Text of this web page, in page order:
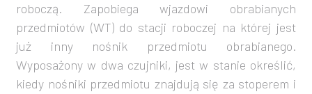
roboczą. Zapobiega wjazdowi obrabianych
przedmiotów (WT) do stacji roboczej na której jest
już inny nośnik przedmiotu obrabianego.
Wyposażony w dwa czujniki, jest w stanie określić,
kiedy nośniki przedmiotu znajdują się za stoperem i